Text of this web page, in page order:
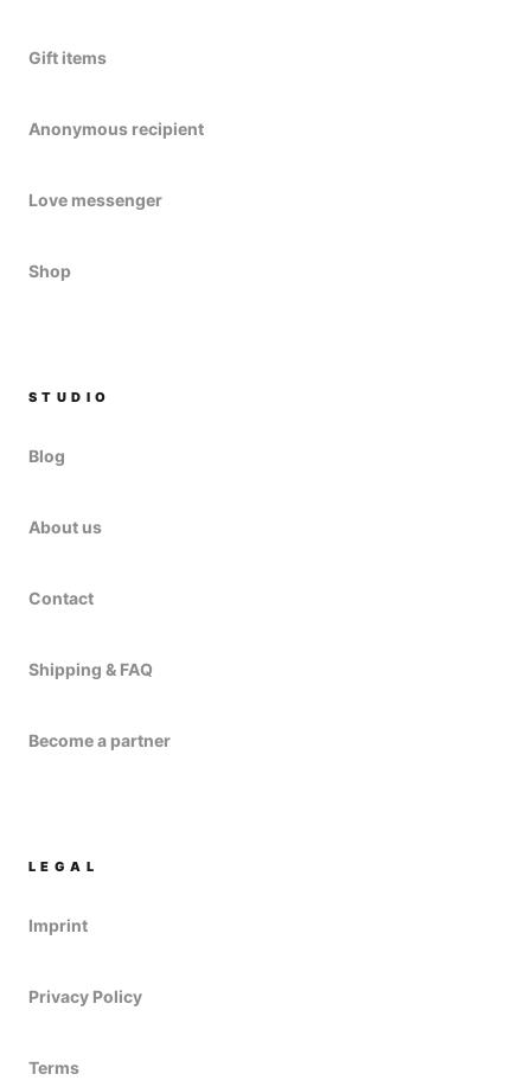
Gift items
Anonymous recipient
Love messenger
Shop
STUDIO
Blog
About us
Contact
Shipping & FAQ
Become a partner
LEGAL
Imprint
Privacy Policy
Terms